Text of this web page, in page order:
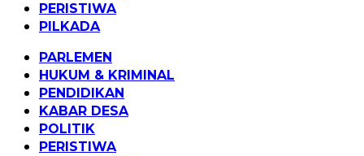
PERISTIWA
PILKADA
PARLEMEN
HUKUM & KRIMINAL
PENDIDIKAN
KABAR DESA
POLITIK
PERISTIWA